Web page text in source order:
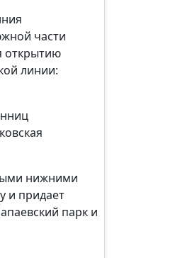
части
открытию
линии:
нижними
и придает
парк и